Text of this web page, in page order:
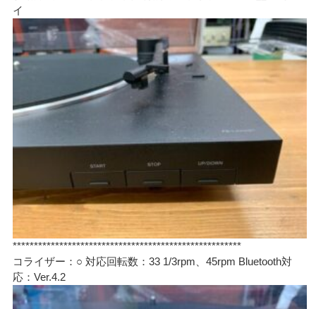
イ
******************************************************
コライザー：○ 対応回転数：33 1/3rpm、45rpm Bluetooth対
応：Ver.4.2